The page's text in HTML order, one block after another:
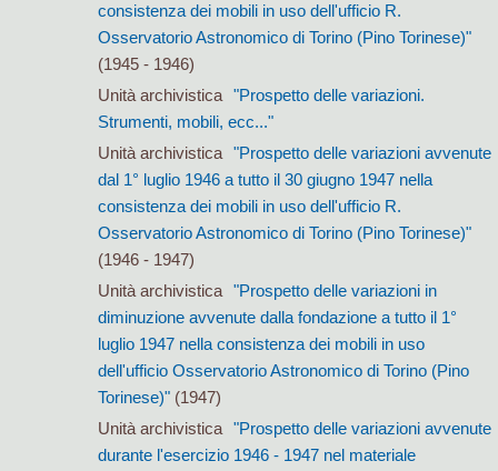
consistenza dei mobili in uso dell'ufficio R.
Osservatorio Astronomico di Torino (Pino Torinese)"
(1945 - 1946)
Unità archivistica
"Prospetto delle variazioni.
Strumenti, mobili, ecc..."
Unità archivistica
"Prospetto delle variazioni avvenute
dal 1° luglio 1946 a tutto il 30 giugno 1947 nella
consistenza dei mobili in uso dell'ufficio R.
Osservatorio Astronomico di Torino (Pino Torinese)"
(1946 - 1947)
Unità archivistica
"Prospetto delle variazioni in
diminuzione avvenute dalla fondazione a tutto il 1°
luglio 1947 nella consistenza dei mobili in uso
dell'ufficio Osservatorio Astronomico di Torino (Pino
Torinese)"(1947)
Unità archivistica
"Prospetto delle variazioni avvenute
durante l'esercizio 1946 - 1947 nel materiale